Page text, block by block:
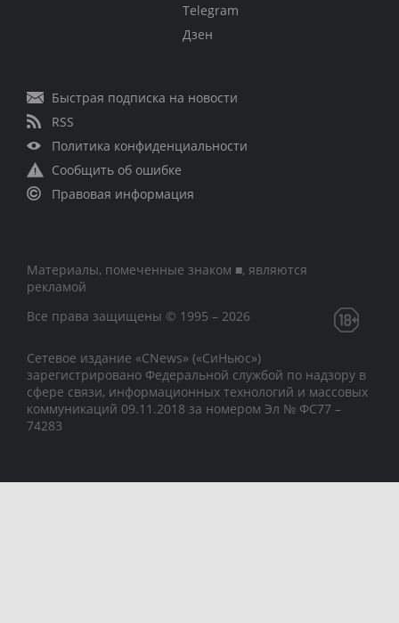
Telegram
Дзен
Быстрая подписка на новости
RSS
Политика конфиденциальности
Сообщить об ошибке
Правовая информация
Материалы, помеченные знаком ■, являются
рекламой
Все права защищены © 1995 – 2026
Сетевое издание «CNews» («СиНьюс»)
зарегистрировано Федеральной службой по надзору в
сфере связи, информационных технологий и массовых
коммуникаций 09.11.2018 за номером Эл № ФС77 –
74283